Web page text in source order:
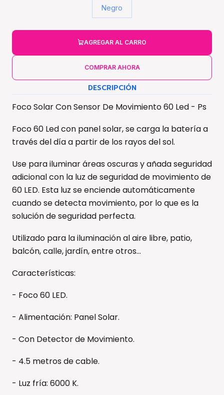
Negro
AGREGAR AL CARRO
COMPRAR AHORA
DESCRIPCIÓN
Foco Solar Con Sensor De Movimiento 60 Led - Ps
Foco 60 Led con panel solar, se carga la batería a
través del día a partir de los rayos del sol.
Use para iluminar áreas oscuras y añada seguridad
adicional con la luz de seguridad de movimiento de
60 LED. Esta luz se enciende automáticamente
cuando se detecta movimiento, por lo que es la
solución de seguridad perfecta.
Utilizado para la iluminación al aire libre, patio,
balcón, calle, jardín, entre otros...
Características:
- Foco 60 LED.
- Alimentación: Panel Solar.
- Con Detector de Movimiento.
- 4.5 metros de cable.
- Luz fría: 6000 K.